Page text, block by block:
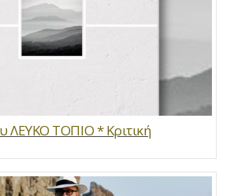
ΛΕΥΚΟ ΤΟΠΙΟ * Κριτική